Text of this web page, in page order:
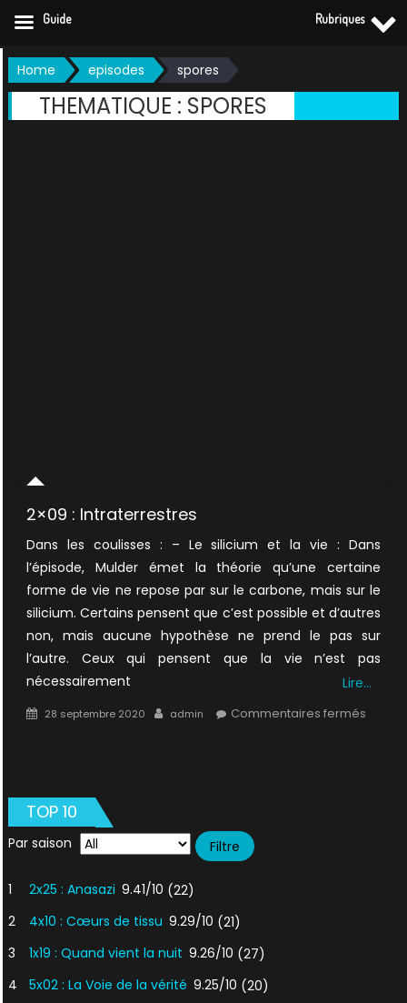
Skip
to
content
Home episodes spores
THEMATIQUE : SPORES
2×09 : Intraterrestres
Dans les coulisses : – Le silicium et la vie : Dans
l’épisode, Mulder émet la théorie qu’une certaine
forme de vie ne repose par sur le carbone, mais sur le
silicium. Certains pensent que c’est possible et d’autres
non, mais aucune hypothèse ne prend le pas sur
l’autre. Ceux qui pensent que la vie n’est pas
nécessairement
Lire…
Posted
28 septembre 2020 Author
admin Commentaires ferméssur
TOP 10
Par saison
1 2x25 : Anasazi 9.41/10 (22)
2
4x10 : Cœurs de tissu 9.29/10 (21)
3
1x19 : Quand vient la nuit 9.26/10 (27)
4
5x02 : La Voie de la vérité 9.25/10 (20)
Guide Rubriques